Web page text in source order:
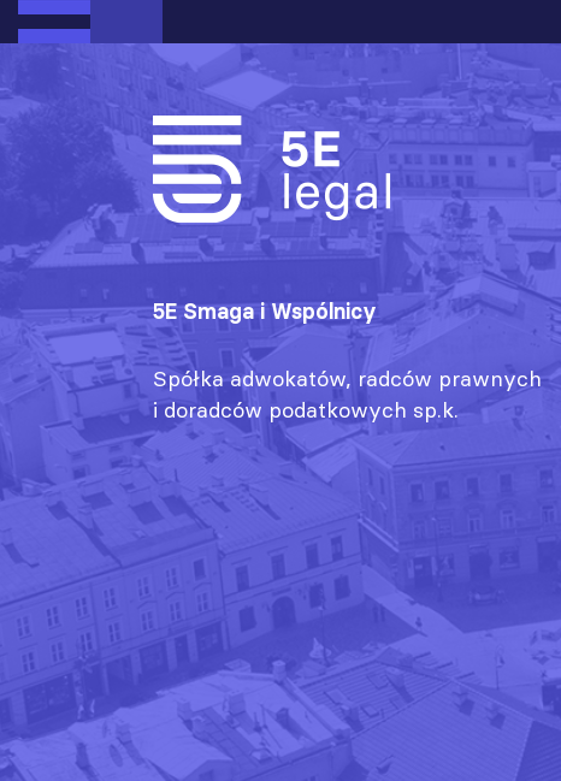
5E Smaga i Wspólnicy
Spółka adwokatów, radców prawnych
i doradców podatkowych sp.k.